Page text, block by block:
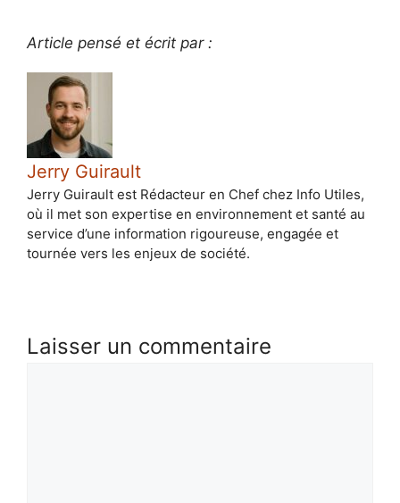
Article pensé et écrit par :
Jerry Guirault
Jerry Guirault est Rédacteur en Chef chez Info Utiles,
où il met son expertise en environnement et santé au
service d’une information rigoureuse, engagée et
tournée vers les enjeux de société.
Laisser un commentaire